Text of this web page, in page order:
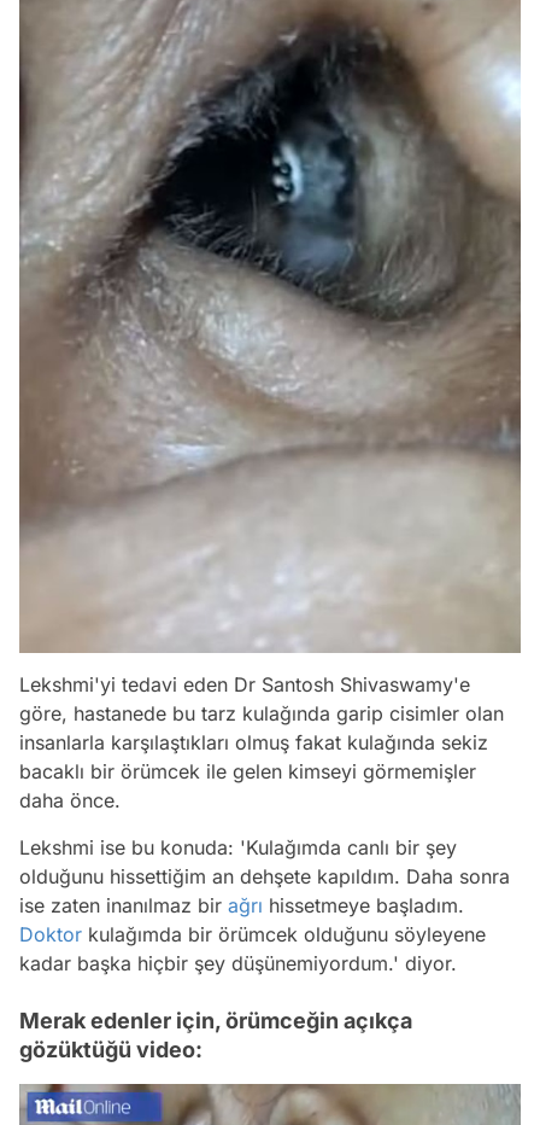
Lekshmi'yi tedavi eden Dr Santosh Shivaswamy'e
göre, hastanede bu tarz kulağında garip cisimler olan
insanlarla karşılaştıkları olmuş fakat kulağında sekiz
bacaklı bir örümcek ile gelen kimseyi görmemişler
daha önce.
Lekshmi ise bu konuda: 'Kulağımda canlı bir şey
olduğunu hissettiğim an dehşete kapıldım. Daha sonra
ise zaten inanılmaz bir ağrı hissetmeye başladım.
Doktor kulağımda bir örümcek olduğunu söyleyene
kadar başka hiçbir şey düşünemiyordum.' diyor.
Merak edenler için, örümceğin açıkça
gözüktüğü video: